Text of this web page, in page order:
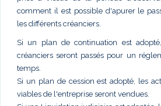
comment il est possible d'apurer le
les différents créanciers.
Si un plan de continuation est
créanciers seront passés pour un
temps.
Si un plan de cession est adopté, les
viables de l'entreprise seront vendues.